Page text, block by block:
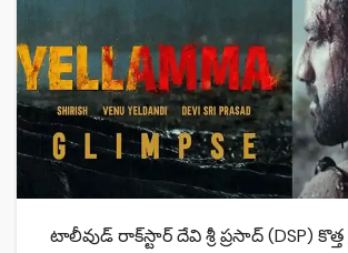
టాలీవుడ్ రాక్‌స్టార్ దేవి శ్రీ ప్రసాద్ (DSP)